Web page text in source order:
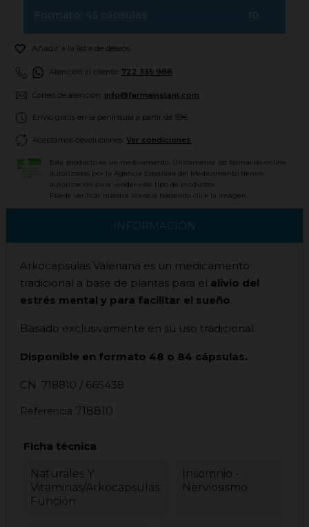
Formato: 45 cápsulas
10
 Añadir a la lista de deseos
Atención al cliente: 722 335 988
Correo de atención: info@farmainstant.com
Envío gratis en la península a partir de 59€
Aceptamos devoluciones. Ver condiciones
Este producto es un medicamento. Únicamente las farmacias online
autorizadas por la Agencia Española del Medicamento tienen
autorización para vender este tipo de productos.
Puede verificar nuestra licencia haciendo click la imágen.
INFORMACIÓN
Arkocapsulas Valeriana es un medicamento
tradicional a base de plantas para el alivio del
estrés mental y para facilitar el sueño.
Basado exclusivamente en su uso tradicional.
Disponible en formato 48 o 84 cápsulas.
CN. 718810 / 665438
Referencia 718810
Ficha técnica
Naturales Y
Vitaminas/Arkocapsulas:
Función
Insomnio -
Nerviosismo